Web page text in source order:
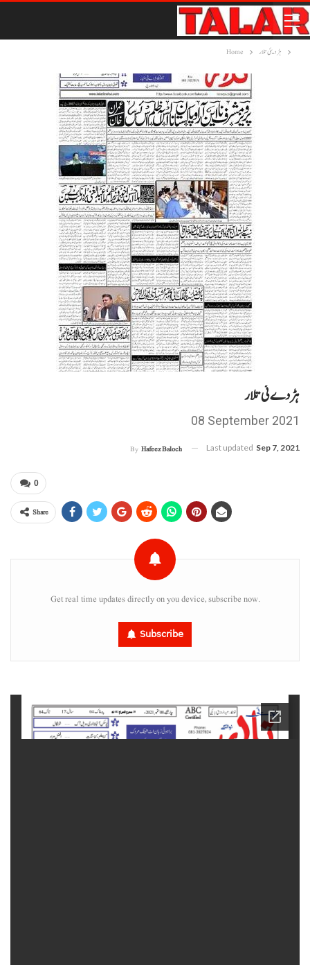
Home ہڑدیئی تلار
ہڑدے ئی تلار
08 September 2021
By Hafeez Baloch Last updated Sep 7, 2021
0
Share
Get real time updates directly on you device, subscribe now.
Subscribe